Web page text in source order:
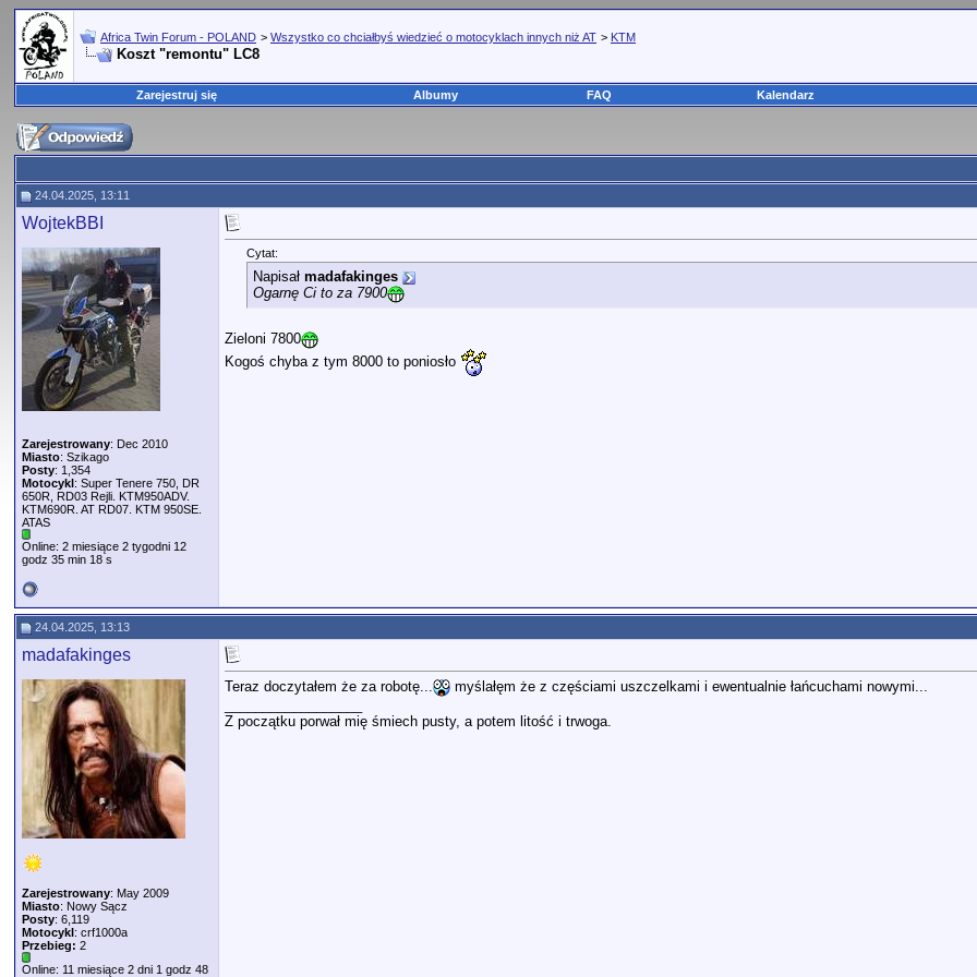
Africa Twin Forum - POLAND > Wszystko co chciałbyś wiedzieć o motocyklach innych niż AT > KTM
Koszt "remontu" LC8
Zarejestruj się Albumy FAQ Kalendarz
24.04.2025, 13:11
WojtekBBI
Zarejestrowany: Dec 2010
Miasto: Szikago
Posty: 1,354
Motocykl: Super Tenere 750, DR
650R, RD03 Rejli. KTM950ADV.
KTM690R. AT RD07. KTM 950SE.
ATAS
Online: 2 miesiące 2 tygodni 12
godz 35 min 18 s
Cytat:
Napisał madafakinges
Ogarnę Ci to za 7900
Zieloni 7800
Kogoś chyba z tym 8000 to poniosło
24.04.2025, 13:13
madafakinges
Zarejestrowany: May 2009
Miasto: Nowy Sącz
Posty: 6,119
Motocykl: crf1000a
Przebieg: 2
Online: 11 miesiące 2 dni 1 godz 48
Teraz doczytałem że za robotę...
myślałęm że z częściami uszczelkami i ewentualnie łańcuchami nowymi...
Z początku porwał mię śmiech pusty, a potem litość i trwoga.